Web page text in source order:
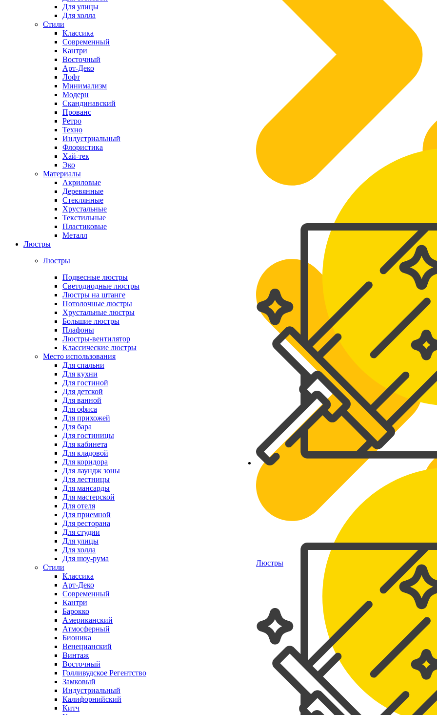
Люстры
Для улицы
Для холла
Стили
Классика
Современный
Кантри
Восточный
Арт-Деко
Лофт
Минимализм
Модерн
Скандинавский
Прованс
Ретро
Техно
Индустриальный
Флористика
Хай-тек
Эко
Материалы
Акриловые
Деревянные
Стеклянные
Хрустальные
Текстильные
Пластиковые
Металл
Люстры
Люстры
Подвесные люстры
Светодиодные люстры
Люстры на штанге
Потолочные люстры
Хрустальные люстры
Большие люстры
Плафоны
Люстры-вентилятор
Классические люстры
Место использования
Для спальни
Для кухни
Для гостиной
Для детской
Для ванной
Для офиса
Для прихожей
Для бара
Для гостиницы
Для кабинета
Для кладовой
Для коридора
Для лаундж зоны
Для лестницы
Для мансарды
Для мастерской
Для отеля
Для приемной
Для ресторана
Для студии
Для улицы
Для холла
Для шоу-рума
Стили
Классика
Арт-Деко
Современный
Кантри
Барокко
Американский
Атмосферный
Бионика
Венецианский
Винтаж
Восточный
Голливудское Регентство
Замковый
Индустриальный
Калифорнийский
Китч